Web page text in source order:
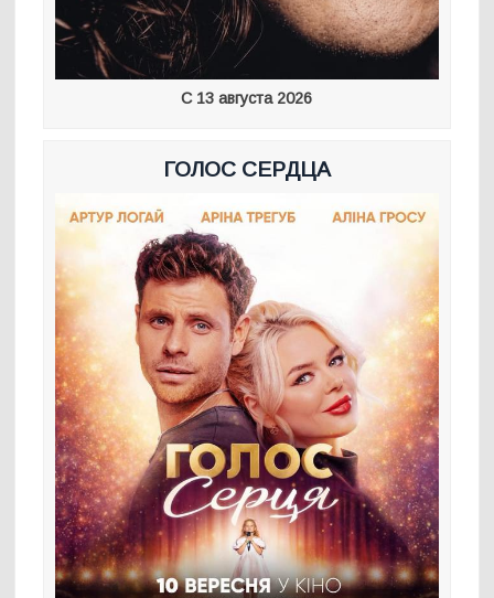
С 13 августа 2026
ГОЛОС СЕРДЦА